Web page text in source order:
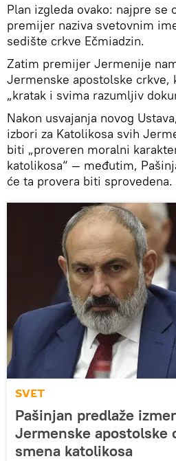
Plan izgleda ovako: najpre se
premijer naziva svetovnim
sedište crkve Ečmiadzin.
Zatim premijer Jermenije
Jermenske apostolske crkve,
„kratak i svima razumljiv
Nakon usvajanja novog
izbori za Katolikosa svih
biti „proveren moralni
katolikosa“ — međutim,
će ta provera biti sprovedena.
SVET
Pašinjan predlaže
Jermenske apostolske
smena katolikosa